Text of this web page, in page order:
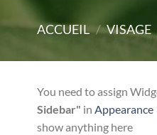
ACCUEIL / VISAGE
You need to assign
Sidebar" in Appearance
show anything here